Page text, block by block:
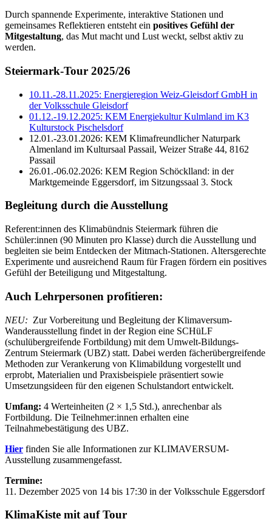
Durch spannende Experimente, interaktive Stationen und
gemeinsames Reflektieren entsteht ein positives Gefühl der
Mitgestaltung, das Mut macht und Lust weckt, selbst aktiv zu
werden.
Steiermark-Tour 2025/26
10.11.-28.11.2025: Energieregion Weiz-Gleisdorf GmbH in
der Volksschule Gleisdorf
01.12.-19.12.2025: KEM Energiekultur Kulmland im K3
Kulturstock Pischelsdorf
12.01.-23.01.2026: KEM Klimafreundlicher Naturpark
Almenland im Kultursaal Passail, Weizer Straße 44, 8162
Passail
26.01.-06.02.2026: KEM Region Schöcklland: in der
Marktgemeinde Eggersdorf, im Sitzungssaal 3. Stock
Begleitung durch die Ausstellung
Referent:innen des Klimabündnis Steiermark führen die
Schüler:innen (90 Minuten pro Klasse) durch die Ausstellung und
begleiten sie beim Entdecken der Mitmach-Stationen. Altersgerechte
Experimente und ausreichend Raum für Fragen fördern ein positives
Gefühl der Beteiligung und Mitgestaltung.
Auch Lehrpersonen profitieren:
NEU: Zur Vorbereitung und Begleitung der Klimaversum-
Wanderausstellung findet in der Region eine SCHüLF
(schulübergreifende Fortbildung) mit dem Umwelt-Bildungs-
Zentrum Steiermark (UBZ) statt. Dabei werden fächerübergreifende
Methoden zur Verankerung von Klimabildung vorgestellt und
erprobt, Materialien und Praxisbeispiele präsentiert sowie
Umsetzungsideen für den eigenen Schulstandort entwickelt.
Umfang: 4 Werteinheiten (2 × 1,5 Std.), anrechenbar als
Fortbildung. Die Teilnehmer:innen erhalten eine
Teilnahmebestätigung des UBZ.
Hier finden Sie alle Informationen zur KLIMAVERSUM-
Ausstellung zusammengefasst.
Termine:
11. Dezember 2025 von 14 bis 17:30 in der Volksschule Eggersdorf
KlimaKiste mit auf Tour